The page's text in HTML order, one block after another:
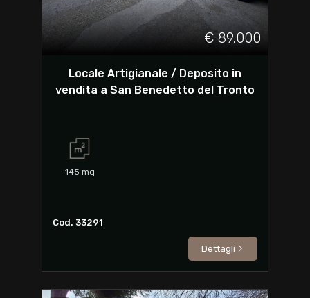
€ 89.000
Locale Artigianale / Deposito in
vendita a San Benedetto del Tronto
145 mq
Cod. 33291
Dettagli